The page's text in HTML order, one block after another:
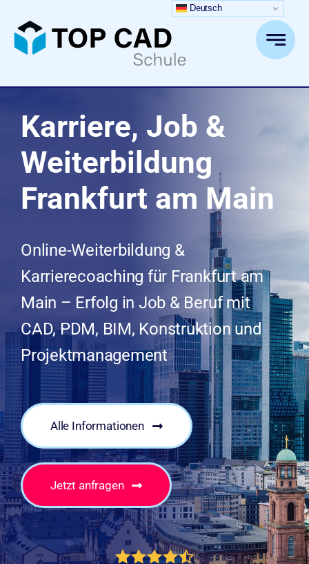
Inhalt
springen
Karriere, Job &
Weiterbildung
Frankfurt am Main
Online-Weiterbildung &
Karrierecoaching für Frankfurt am
Main – Erfolg in Job & Beruf mit
CAD, PDM, BIM, Konstruktion und
Projektmanagement
Alle Informationen
Jetzt anfragen
Deutsch